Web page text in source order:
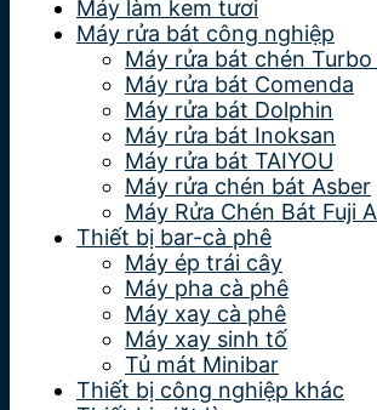
Máy làm kem tươi
Máy rửa bát công nghiệp
Máy rửa bát chén Turbo
Máy rửa bát Comenda
Máy rửa bát Dolphin
Máy rửa bát Inoksan
Máy rửa bát TAIYOU
Máy rửa chén bát Asber
Máy Rửa Chén Bát Fuji
Thiết bị bar-cà phê
Máy ép trái cây
Máy pha cà phê
Máy xay cà phê
Máy xay sinh tố
Tủ mát Minibar
Thiết bị công nghiệp khác